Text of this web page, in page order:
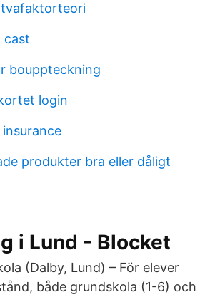
tvafaktorteori
cast
bouppteckning
login
produkter bra eller dåligt
i Lund - Blocket
(Dalby, Lund) – För elever
både grundskola (1-6) och